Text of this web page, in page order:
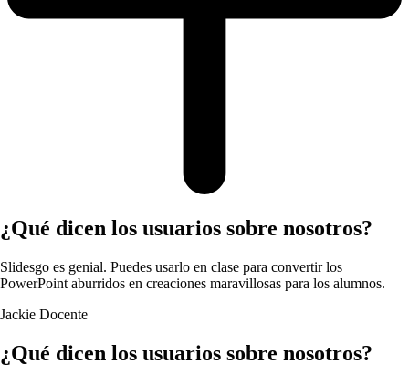
¿Qué dicen los usuarios sobre nosotros?
Slidesgo es genial. Puedes usarlo en clase para convertir los
PowerPoint aburridos en creaciones maravillosas para los alumnos.
Jackie Docente
¿Qué dicen los usuarios sobre nosotros?